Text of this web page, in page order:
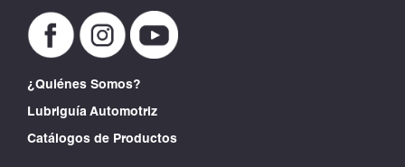
¿Quiénes Somos?
Lubriguía Automotriz
Catálogos de Productos